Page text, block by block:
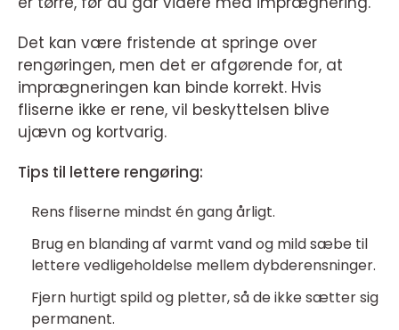
Det kan være fristende at springe over
rengøringen, men det er afgørende for, at
imprægneringen kan binde korrekt. Hvis
fliserne ikke er rene, vil beskyttelsen blive
ujævn og kortvarig.
Tips til lettere rengøring:
Rens fliserne mindst én gang årligt.
Brug en blanding af varmt vand og mild sæbe til
lettere vedligeholdelse mellem dybderensninger.
Fjern hurtigt spild og pletter, så de ikke sætter sig
permanent.